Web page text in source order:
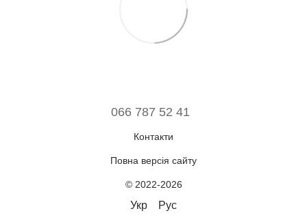
066 787 52 41
Контакти
Повна версія сайту
© 2022-2026
Укр Рус